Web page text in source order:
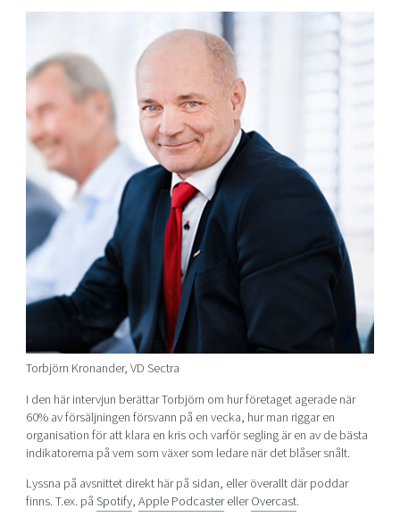
Torbjörn Kronander, VD Sectra
I den här intervjun berättar Torbjörn om hur företaget agerade när
60% av försäljningen försvann på en vecka, hur man riggar en
organisation för att klara en kris och varför segling är en av de bästa
indikatorerna på vem som växer som ledare när det blåser snålt.
Lyssna på avsnittet direkt här på sidan, eller överallt där poddar
finns. T.ex. påSpotify,Apple PodcasterellerOvercast.